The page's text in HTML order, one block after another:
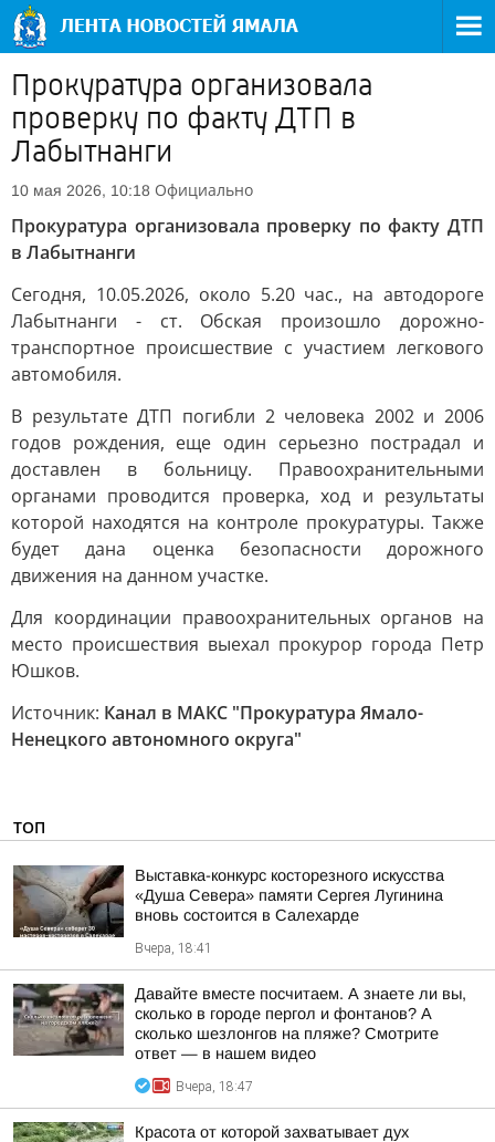
Прокуратура организовала
проверку по факту ДТП в
Лабытнанги
10 мая 2026, 10:18 Официально
Прокуратура организовала проверку по факту ДТП
в Лабытнанги
Сегодня, 10.05.2026, около 5.20 час., на автодороге
Лабытнанги - ст. Обская произошло дорожно-
транспортное происшествие с участием легкового
автомобиля.
В результате ДТП погибли 2 человека 2002 и 2006
годов рождения, еще один серьезно пострадал и
доставлен в больницу. Правоохранительными
органами проводится проверка, ход и результаты
которой находятся на контроле прокуратуры. Также
будет дана оценка безопасности дорожного
движения на данном участке.
Для координации правоохранительных органов на
место происшествия выехал прокурор города Петр
Юшков.
Источник: Канал в МАКС "Прокуратура Ямало-
Ненецкого автономного округа"
ТОП
Выставка-конкурс косторезного искусства
«Душа Севера» памяти Сергея Лугинина
вновь состоится в Салехарде
Вчера, 18:41
Давайте вместе посчитаем. А знаете ли вы,
сколько в городе пергол и фонтанов? А
сколько шезлонгов на пляже? Смотрите
ответ — в нашем видео
Вчера, 18:47
Красота от которой захватывает дух